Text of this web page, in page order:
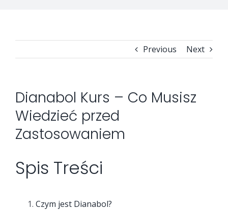
Internet Access Management
Next Generation Endpoint Security
Next Generation Firewalls
Next Generation SIEM
Data Center Solutions
Huawei Datacenter
Lenovo Datacenter
Dell EMC
Specialized Solutions
Previous Next
Dianabol Kurs – Co Musisz
Wiedzieć przed
Zastosowaniem
Spis Treści
Czym jest Dianabol?